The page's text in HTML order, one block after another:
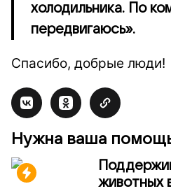
холодильника. По
передвигаюсь».
Спасибо, добрые люди!
Нужна ваша
животных